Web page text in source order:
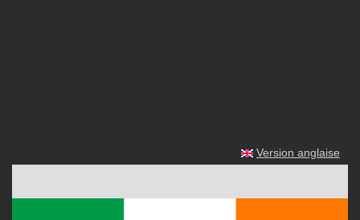
Version anglaise